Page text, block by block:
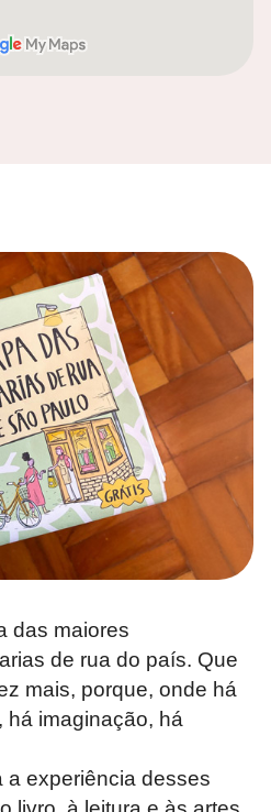
das maiores
de rua do país. Que
mais, porque, onde há
há imaginação, há
a experiência desses